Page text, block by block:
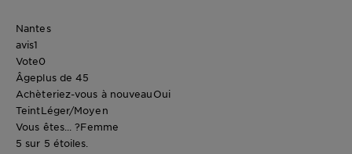
Nantes
avis1
Vote0
Âgeplus de 45
Achèteriez-vous à nouveauOui
TeintLéger/Moyen
Vous êtes... ?Femme
5 sur 5 étoiles.